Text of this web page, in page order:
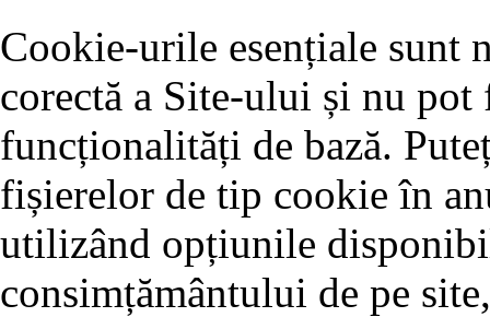
Cookie-urile esențiale sunt
corectă a Site-ului și nu
funcționalități de bază.
fișierelor de tip cookie în
utilizând opțiunile
consimțământului de pe